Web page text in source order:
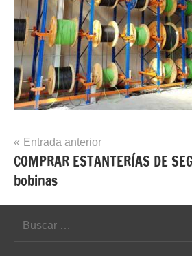
Navegación
de
entradas
Entrada anterior
COMPRAR ESTANTERÍAS DE
bobinas